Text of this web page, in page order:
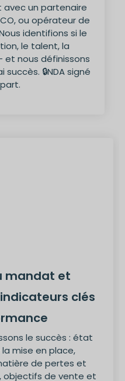
un partenaire
ou opérateur de
identifions si le
le talent, la
nous définissons
🔒NDA signé
mandat et
clés
le succès : état
mise en place,
de pertes et
objectifs de vente et